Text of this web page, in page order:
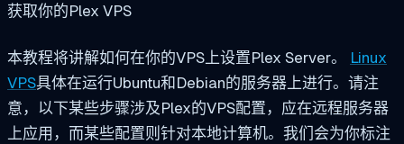
获取你的Plex VPS
本教程将讲解如何在你的VPS上设置Plex Server。 Linux
VPS具体在运行Ubuntu和Debian的服务器上进行。请注
意，以下某些步骤涉及Plex的VPS配置，应在远程服务器
上应用，而某些配置则针对本地计算机。我们会为你标注